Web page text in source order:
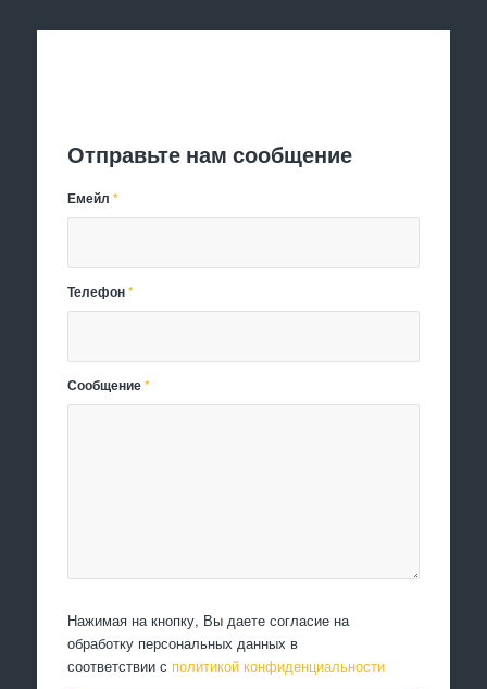
Отправьте нам сообщение
Емейл*
Телефон*
Сообщение*
Нажимая на кнопку, Вы даете согласие на
обработку персональных данных в
соответствии с политикой конфиденциальности